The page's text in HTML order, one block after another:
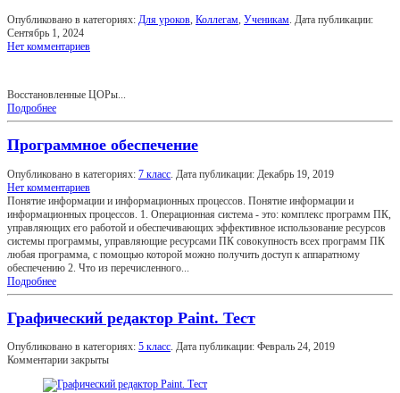
Опубликовано в категориях: Для уроков Коллегам Ученикам . Дата публикации:
Сентябрь 1, 2024
Нет комментариев
Восстановленные ЦОРы...
Подробнее
Программное обеспечение
Опубликовано в категориях: 7 класс . Дата публикации: Декабрь 19, 2019
Нет комментариев
Понятие информации и информационных процессов. Понятие информации и
информационных процессов. 1. Операционная система - это: комплекс программ ПК,
управляющих его работой и обеспечивающих эффективное использование ресурсов
системы программы, управляющие ресурсами ПК совокупность всех программ ПК
любая программа, с помощью которой можно получить доступ к аппаратному
обеспечению 2. Что из перечисленного...
Подробнее
Графический редактор Paint. Тест
Опубликовано в категориях: 5 класс. Дата публикации: Февраль 24, 2019
Комментарии закрыты